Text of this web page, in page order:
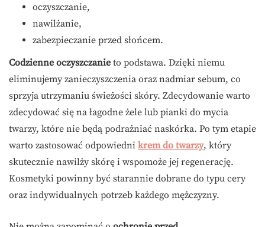
oczyszczanie,
nawilżanie,
zabezpieczanie przed słońcem.
Codzienne oczyszczanie to podstawa. Dzięki niemu
eliminujemy zanieczyszczenia oraz nadmiar sebum, co
sprzyja utrzymaniu świeżości skóry. Zdecydowanie warto
zdecydować się na łagodne żele lub pianki do mycia
twarzy, które nie będą podrażniać naskórka. Po tym etapie
warto zastosować odpowiedni krem do twarzy, który
skutecznie nawilży skórę i wspomoże jej regenerację.
Kosmetyki powinny być starannie dobrane do typu cery
oraz indywidualnych potrzeb każdego mężczyzny.